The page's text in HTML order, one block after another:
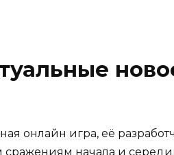
онлайн игра, её
начала и